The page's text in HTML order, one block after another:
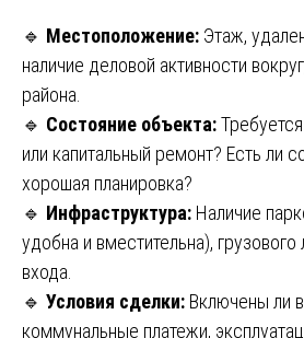
🔹 Местоположение: Этаж,
наличие деловой активности
района.
🔹 Состояние объекта:
или капитальный ремонт? Есть ли
хорошая планировка?
🔹 Инфраструктура: Наличие
удобна и вместительна), грузового
входа.
🔹 Условия сделки: Включены ли
коммунальные платежи,